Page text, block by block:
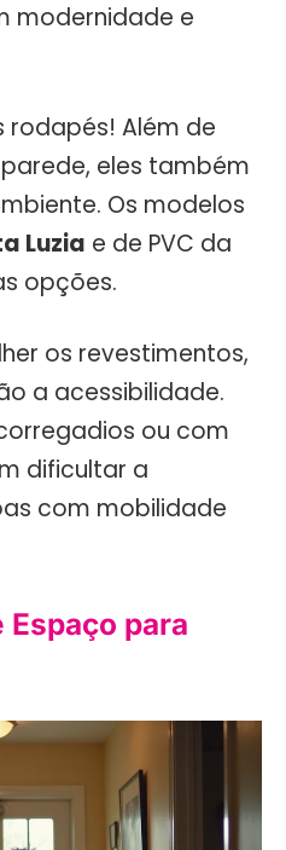
modernidade e
rodapés! Além de
eles também
Os modelos
Luzia e de PVC da
opções.
os revestimentos,
a acessibilidade.
ou com
dificultar a
com mobilidade
Espaço para